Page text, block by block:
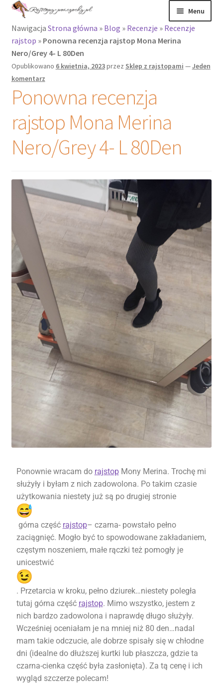
Menu
Rajstopy
Rajstopy Orirose
zakolanówki
Podkolanówki i
skarpetki
produkty
Recenzje
Nawigacja Strona główna » Blog » Recenzje » Recenzje
rajstop » Ponowna recenzja rajstop Mona Merina
Nero/Grey 4- L 80Den
Opublikowano 6 kwietnia, 2023przez Sklep z rajstopami —Jeden
komentarz
Ponowna recenzja
rajstop Mona Merina
Nero/Grey 4- L 80Den
Ponownie wracam do rajstopMony Merina. Trochę mi
służyły i byłam z nich zadowolona. Po takim czasie
użytkowania niestety już są po drugiej stronie
górna część rajstop– czarna- powstało pełno
zaciągnięć. Mogło być to spowodowane zakładaniem,
częstym noszeniem, małe rączki też pomogły je
unicestwić
. Przetarcia w kroku, pełno dziurek…niestety poległa
tutaj górna część rajstop. Mimo wszystko, jestem z
nich bardzo zadowolona i naprawdę długo służyły.
Wcześniej oceniałam je na mniej niż 80 den…nadal
mam takie odczucie, ale dobrze spisały się w chłodne
dni (idealne do dłuższej kurtki lub płaszcza, gdzie ta
czarna-cienka część była zasłonięta). Za tą cenę i ich
wygląd szczerze polecam!